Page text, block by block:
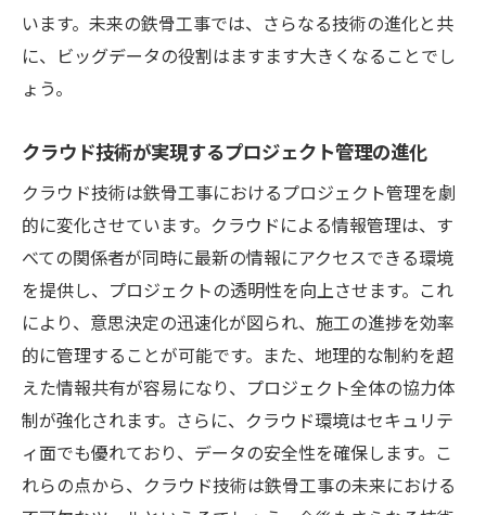
います。未来の鉄骨工事では、さらなる技術の進化と共
に、ビッグデータの役割はますます大きくなることでし
ょう。
クラウド技術が実現するプロジェクト管理の進化
クラウド技術は鉄骨工事におけるプロジェクト管理を劇
的に変化させています。クラウドによる情報管理は、す
べての関係者が同時に最新の情報にアクセスできる環境
を提供し、プロジェクトの透明性を向上させます。これ
により、意思決定の迅速化が図られ、施工の進捗を効率
的に管理することが可能です。また、地理的な制約を超
えた情報共有が容易になり、プロジェクト全体の協力体
制が強化されます。さらに、クラウド環境はセキュリテ
ィ面でも優れており、データの安全性を確保します。こ
れらの点から、クラウド技術は鉄骨工事の未来における